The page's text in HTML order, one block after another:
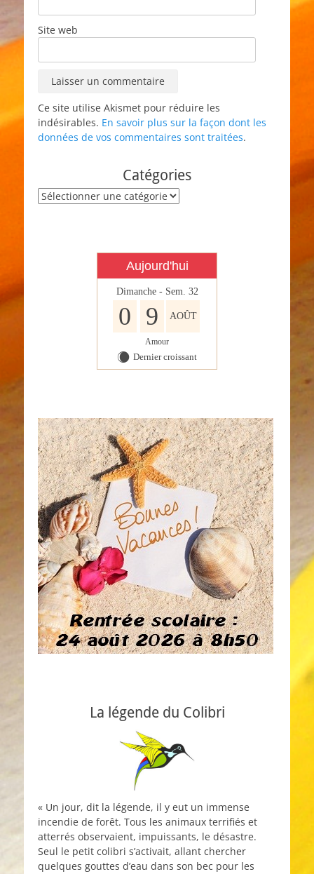
Site web
Ce site utilise Akismet pour réduire les
indésirables. En savoir plus sur la façon dont les
données de vos commentaires sont traitées.
Catégories
Catégories
Aujourd'hui
Dimanche - Sem. 32
0 9 AOÛT
Amour
X Dernier croissant
La légende du Colibri
« Un jour, dit la légende, il y eut un immense
incendie de forêt. Tous les animaux terrifiés et
atterrés observaient, impuissants, le désastre.
Seul le petit colibri s’activait, allant chercher
quelques gouttes d’eau dans son bec pour les